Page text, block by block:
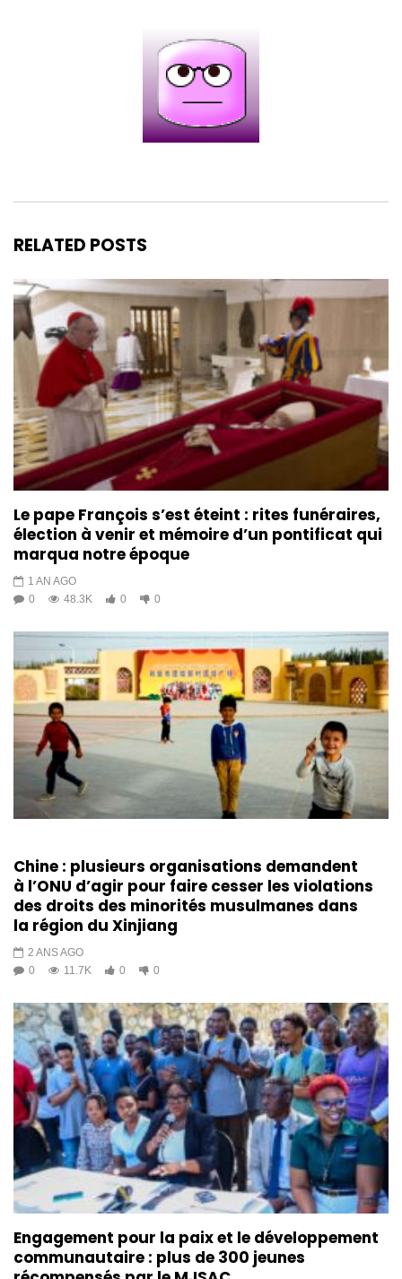
RELATED POSTS
Le pape François s’est éteint : rites funéraires,
élection à venir et mémoire d’un pontificat qui
marqua notre époque
1 AN AGO
0
48.3K 0 0
Chine : plusieurs organisations demandent
à l’ONU d’agir pour faire cesser les violations
des droits des minorités musulmanes dans
la région du Xinjiang
2 ANS AGO
0
11.7K 0 0
Engagement pour la paix et le développement
communautaire : plus de 300 jeunes